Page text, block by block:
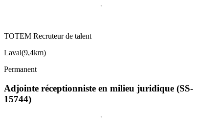
TOTEM Recruteur de talent
Laval(9,4km)
Permanent
Adjointe réceptionniste en milieu juridique (SS-
15744)